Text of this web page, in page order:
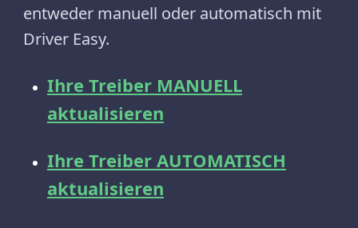
entweder manuell oder automatisch mit
Driver Easy.
Ihre Treiber MANUELL
aktualisieren
Ihre Treiber AUTOMATISCH
aktualisieren